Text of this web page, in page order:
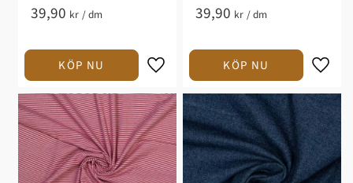
39,90 kr /dm 39,90 kr /dm